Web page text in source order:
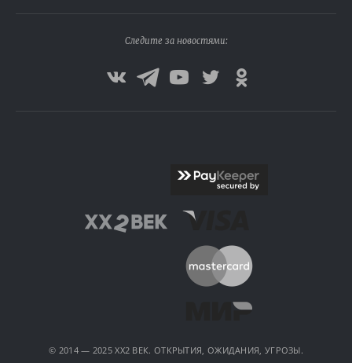
Следите за новостями:
© 2014 — 2025 XX2 ВЕК. ОТКРЫТИЯ, ОЖИДАНИЯ, УГРОЗЫ.